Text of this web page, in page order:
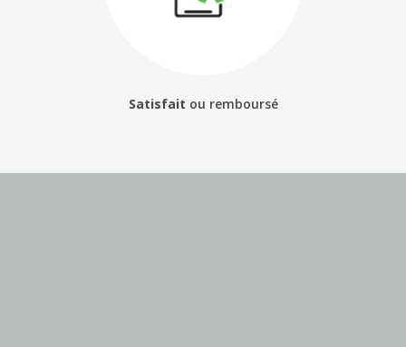
Satisfait ou remboursé